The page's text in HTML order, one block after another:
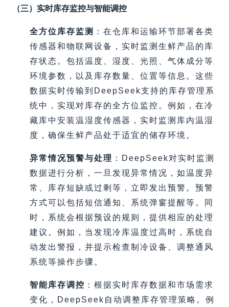
（三）实时库存监控与智能调控
全方位库存监测
：在仓库和运输环节部署各类
传感器和物联网设备，实时监测生鲜产品的库
存状态。包括温度、湿度、光照、气体成分等
环境参数，以及库存数量、位置等信息。这些
数据实时传输到DeepSeek支持的库存管理系
统中，实现对库存的全方位监控。例如，在冷
藏库中安装温湿度传感器，实时监测库内温湿
度，确保生鲜产品处于适宜的储存环境。
异常情况预警与处理 ：DeepSeek对实时监测
数据进行分析，一旦发现异常情况，如温度异
常、库存短缺或过剩等，立即发出预警。预警
方式可以包括短信通知、系统弹窗提醒等。同
时，系统会根据预设的规则，提供相应的处理
建议。例如，当发现冷库温度过高时，系统自
动发出警报，并提示检查制冷设备、调整通风
系统等操作步骤。
智能库存调控 ：根据实时库存数据和市场需求
变化，DeepSeek自动调整库存管理策略。例